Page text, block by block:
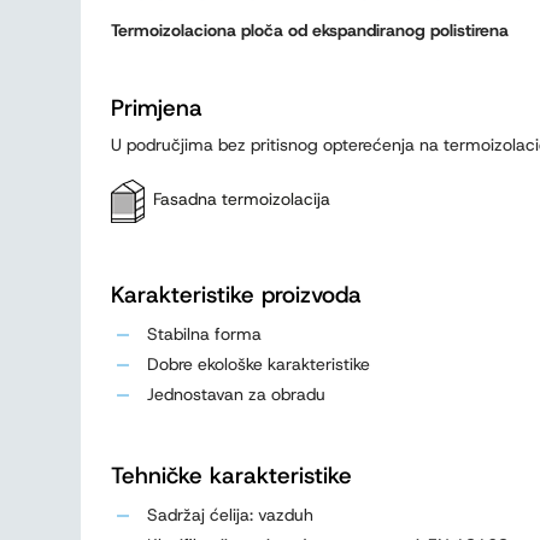
Termoizolaciona ploča od ekspandiranog polistirena
Primjena
U područjima bez pritisnog opterećenja na
Fasadna termoizolacija
Karakteristike proizvoda
Stabilna forma
Dobre ekološke karakteristike
Jednostavan za obradu
Tehničke karakteristike
Sadržaj ćelija: vazduh